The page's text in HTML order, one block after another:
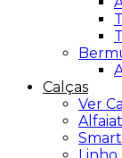
Calças
Ver
Smart